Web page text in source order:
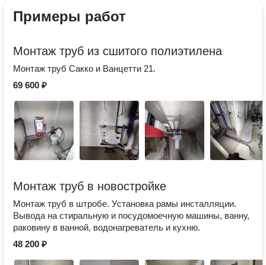
Примеры работ
Монтаж труб из сшитого полиэтилена
Монтаж труб Сакко и Ванцетти 21.
69 600 ₽
Монтаж труб в новостройке
Монтаж труб в штробе. Установка рамы инсталляции.
Вывода на стиральную и посудомоечную машины, ванну,
раковину в ванной, водонагреватель и кухню.
48 200 ₽